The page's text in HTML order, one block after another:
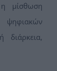
η μίσθωση
ψηφιακών
διάρκεια,